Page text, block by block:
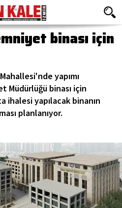
binası için
yapımı
Müdürlüğü binası için
ihalesi yapılacak binanın
planlanıyor.